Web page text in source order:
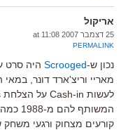
אריקול
25 דצמבר 2007 at 11:08
PERMALINK
נכון ש-Scrooged היה סרט
מאריי וריצ'ארד דונר,
המשותף להם מ-1988 כמה וכמה רגעים קסומים,
קורעים מצחוק ורגעי